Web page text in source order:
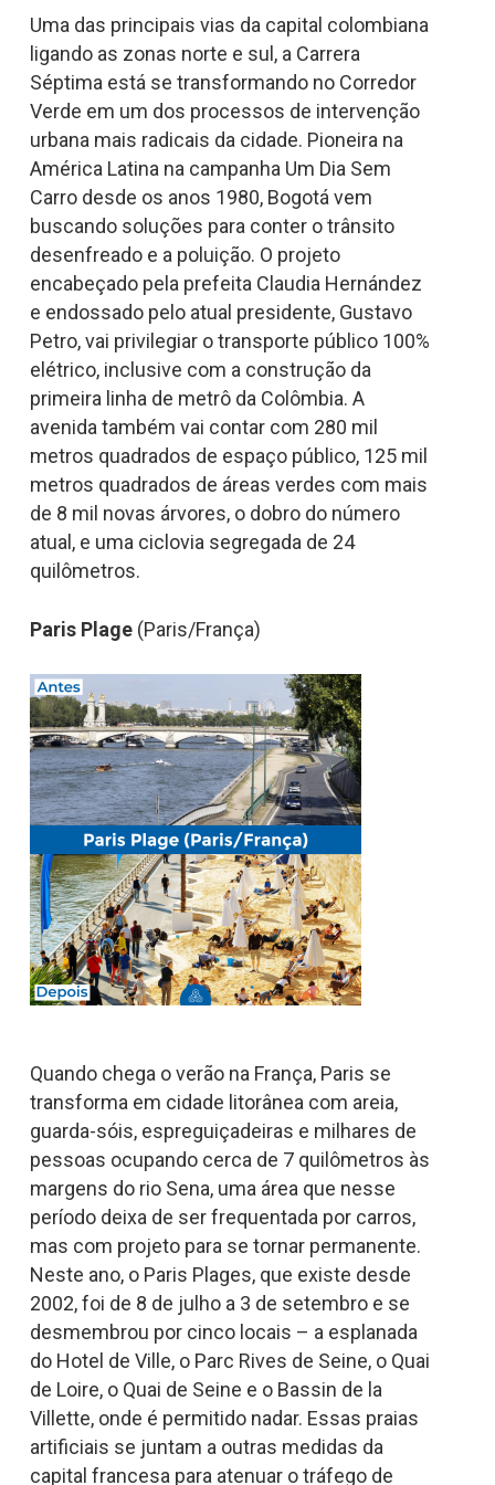
Uma das principais vias da capital colombiana
ligando as zonas norte e sul, a Carrera
Séptima está se transformando no Corredor
Verde em um dos processos de intervenção
urbana mais radicais da cidade. Pioneira na
América Latina na campanha Um Dia Sem
Carro desde os anos 1980, Bogotá vem
buscando soluções para conter o trânsito
desenfreado e a poluição. O projeto
encabeçado pela prefeita Claudia Hernández
e endossado pelo atual presidente, Gustavo
Petro, vai privilegiar o transporte público 100%
elétrico, inclusive com a construção da
primeira linha de metrô da Colômbia. A
avenida também vai contar com 280 mil
metros quadrados de espaço público, 125 mil
metros quadrados de áreas verdes com mais
de 8 mil novas árvores, o dobro do número
atual, e uma ciclovia segregada de 24
quilômetros.
Paris Plage(Paris/França)
Quando chega o verão na França, Paris se
transforma em cidade litorânea com areia,
guarda-sóis, espreguiçadeiras e milhares de
pessoas ocupando cerca de 7 quilômetros às
margens do rio Sena, uma área que nesse
período deixa de ser frequentada por carros,
mas com projeto para se tornar permanente.
Neste ano, o Paris Plages, que existe desde
2002, foi de 8 de julho a 3 de setembro e se
desmembrou por cinco locais – a esplanada
do Hotel de Ville, o Parc Rives de Seine, o Quai
de Loire, o Quai de Seine e o Bassin de la
Villette, onde é permitido nadar. Essas praias
artificiais se juntam a outras medidas da
capital francesa para atenuar o tráfego de